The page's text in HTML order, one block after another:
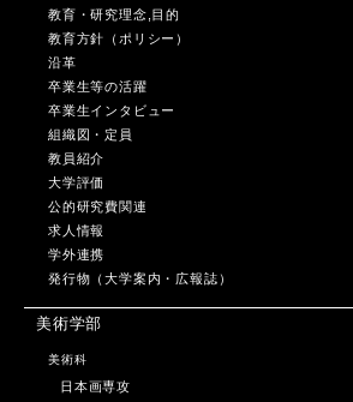
教育・研究理念,目的
教育方針（ポリシー）
沿革
卒業生等の活躍
卒業生インタビュー
組織図・定員
教員紹介
大学評価
公的研究費関連
求人情報
学外連携
発行物（大学案内・広報誌）
美術学部
美術科
日本画専攻